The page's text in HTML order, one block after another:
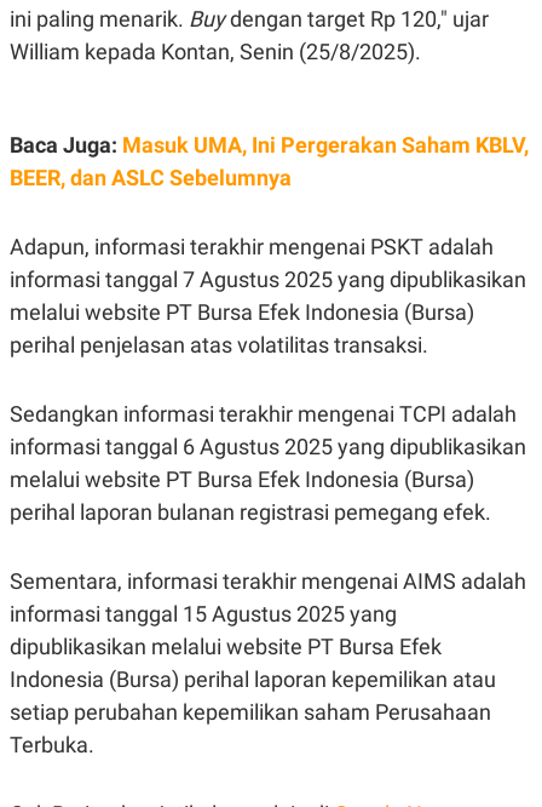
A
T
D
G
E
S
K
O
N
T
V
L
I
S
JARINGAN
K
N
A
N
D
E
M
Y
P
E
S
R
A
S
E
.
D
L
N
K
N
ini paling menarik. Buydengan target Rp 120," ujar
William kepada Kontan, Senin (25/8/2025).
Baca Juga: Masuk UMA, Ini Pergerakan Saham KBLV,
BEER, dan ASLC Sebelumnya
Adapun, informasi terakhir mengenai PSKT adalah
informasi tanggal 7 Agustus 2025 yang dipublikasikan
melalui website PT Bursa Efek Indonesia (Bursa)
perihal penjelasan atas volatilitas transaksi.
Sedangkan informasi terakhir mengenai TCPI adalah
informasi tanggal 6 Agustus 2025 yang dipublikasikan
melalui website PT Bursa Efek Indonesia (Bursa)
perihal laporan bulanan registrasi pemegang efek.
Sementara, informasi terakhir mengenai AIMS adalah
informasi tanggal 15 Agustus 2025 yang
dipublikasikan melalui website PT Bursa Efek
Indonesia (Bursa) perihal laporan kepemilikan atau
setiap perubahan kepemilikan saham Perusahaan
Terbuka.